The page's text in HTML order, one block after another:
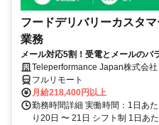
フードデリバリーカスタ
業務
メール対応5割！受電とメールの
Teleperformance Japan株式会社
フルリモート
月給218,400円以上
勤務時間詳細 実働時間：1日あ
り20日 〜 21日 シフト制 1日あ